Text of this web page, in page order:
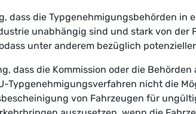
dass die Typgenehmigungsbehörden in
unabhängig sind und stark von der
unter anderem bezüglich
dass die Kommission oder die
Typgenehmigungsverfahren nicht die
von Fahrzeugen für